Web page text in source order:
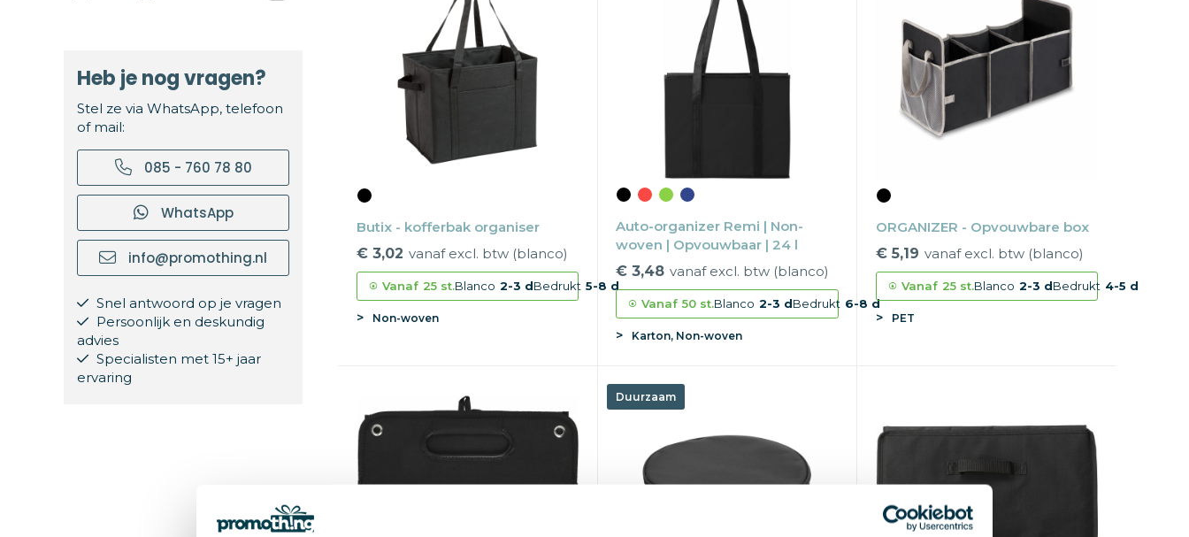
Heb je nog vragen?
Stel ze via WhatsApp, telefoon
of mail:
085 - 760 78 80
WhatsApp
info@promothing.nl
Snel antwoord op je vragen
Persoonlijk en deskundig
advies
Specialisten met 15+ jaar
ervaring
Butix - kofferbak organiser
€ 3,02 vanaf excl. btw (blanco)
Vanaf 25 st.Blanco 2-3 dBedrukt 5-8 d
Non-woven
Auto-organizer Remi | Non-
woven | Opvouwbaar | 24 l
€ 3,48 vanaf excl. btw (blanco)
Vanaf 50 st.Blanco 2-3 dBedrukt 6-8 d
Karton, Non-woven
ORGANIZER - Opvouwbare box
€ 5,19 vanaf excl. btw (blanco)
Vanaf 25 st.Blanco 2-3 dBedrukt 4-5 d
PET
Duurzaam